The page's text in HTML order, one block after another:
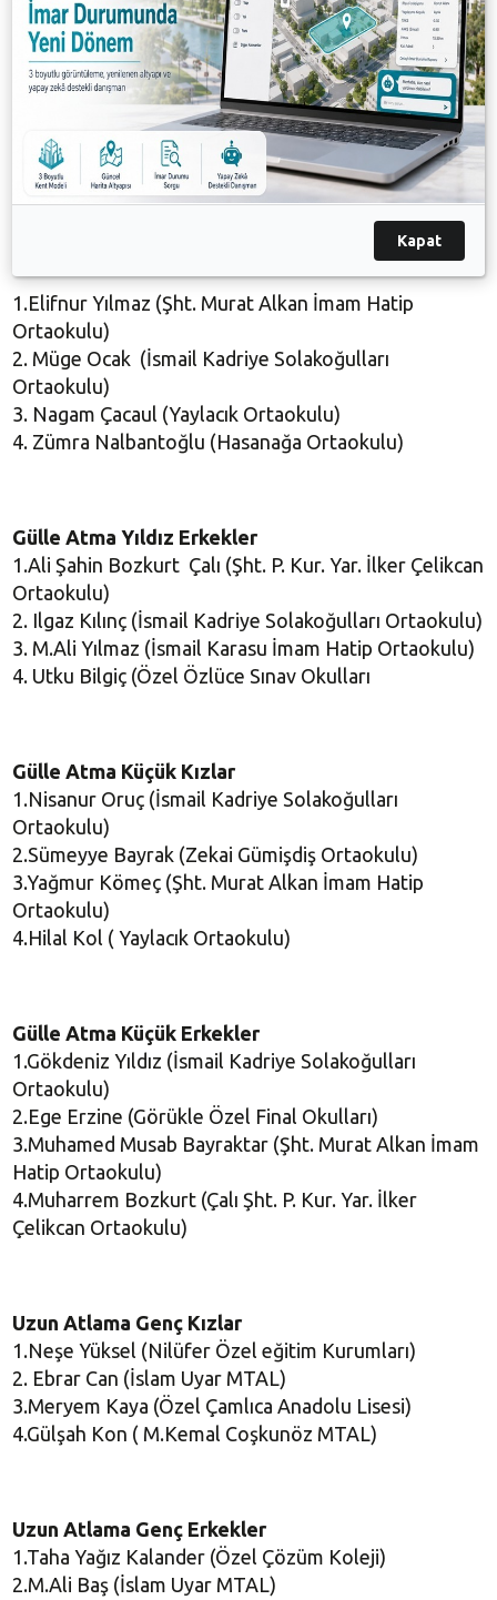
Gülle Atma Genç Erkekler
1.Yakup Çöl ( Nur Hayati Kurtcan MTAL)
2.Bilal Çiftçi (Nilüfer Özel Eğitim Kurumları)
3.Boğaç Emir Özdemir (Özel FKM Okulları)
4. Mustafa Karaağaç (İslam Uyar MTAL)
1.Elifnur Yılmaz (Şht. Murat Alkan İmam Hatip
Ortaokulu)
2. Müge Ocak (İsmail Kadriye Solakoğulları
Ortaokulu)
3. Nagam Çacaul (Yaylacık Ortaokulu)
4. Zümra Nalbantoğlu (Hasanağa Ortaokulu)
Gülle Atma Yıldız Erkekler
1.Ali Şahin Bozkurt Çalı (Şht. P. Kur. Yar. İlker Çelikcan
Ortaokulu)
2. Ilgaz Kılınç (İsmail Kadriye Solakoğulları Ortaokulu)
3. M.Ali Yılmaz (İsmail Karasu İmam Hatip Ortaokulu)
4. Utku Bilgiç (Özel Özlüce Sınav Okulları
Gülle Atma Küçük Kızlar
1.Nisanur Oruç (İsmail Kadriye Solakoğulları
Ortaokulu)
2.Sümeyye Bayrak (Zekai Gümişdiş Ortaokulu)
3.Yağmur Kömeç (Şht. Murat Alkan İmam Hatip
Ortaokulu)
4.Hilal Kol ( Yaylacık Ortaokulu)
Gülle Atma Küçük Erkekler
1.Gökdeniz Yıldız (İsmail Kadriye Solakoğulları
Ortaokulu)
2.Ege Erzine (Görükle Özel Final Okulları)
3.Muhamed Musab Bayraktar (Şht. Murat Alkan İmam
Hatip Ortaokulu)
4.Muharrem Bozkurt (Çalı Şht. P. Kur. Yar. İlker
Çelikcan Ortaokulu)
Uzun Atlama Genç Kızlar
1.Neşe Yüksel (Nilüfer Özel eğitim Kurumları)
2. Ebrar Can (İslam Uyar MTAL)
3.Meryem Kaya (Özel Çamlıca Anadolu Lisesi)
4.Gülşah Kon ( M.Kemal Coşkunöz MTAL)
Uzun Atlama Genç Erkekler
1.Taha Yağız Kalander (Özel Çözüm Koleji)
2.M.Ali Baş (İslam Uyar MTAL)
Kapat